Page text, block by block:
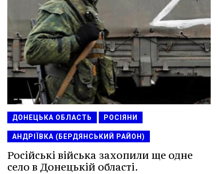
ДОНЕЦЬКА ОБЛАСТЬ РОСІЯНИ
АНДРІЇВКА (БЕРДЯНСЬКИЙ РАЙОН)
Російські війська захопили ще одне
село в Донецькій області.